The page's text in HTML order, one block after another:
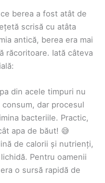
berea a fost atât de
scrisă cu atâta
antică, berea era mai
răcoritoare. Iată câteva
din acele timpuri nu
dar procesul
bacteriile. Practic,
apa de băut! 😅
de calorii și nutrienți,
Pentru oamenii
o sursă rapidă de